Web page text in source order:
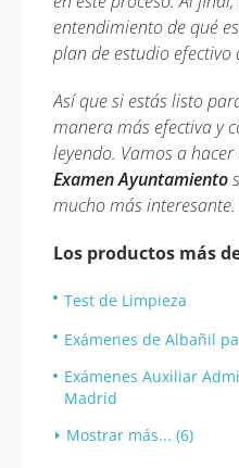
entendimiento de qué
plan de estudio efectivo
Así que si estás listo
manera más efectiva y
leyendo. Vamos a
Examen Ayuntamiento
mucho más interesante.
Los productos más
Test de Limpieza
Exámenes de Albañil
Exámenes Auxiliar
Madrid
Mostrar más... (6)